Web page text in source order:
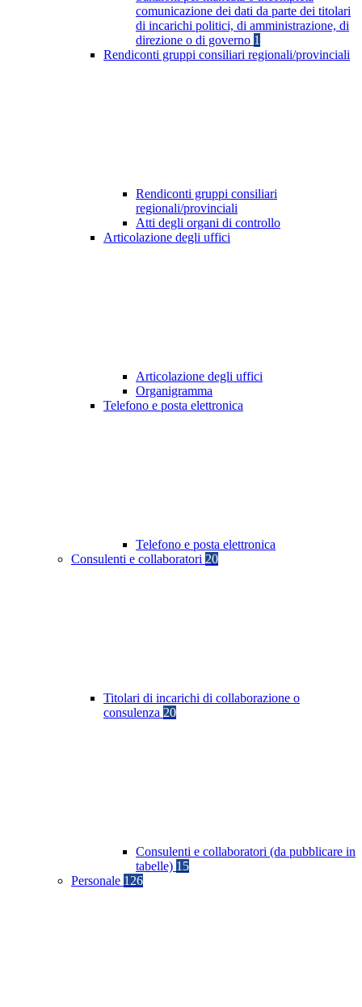
comunicazione dei dati da parte dei titolari
di incarichi politici, di amministrazione, di
direzione o di governo 1
Rendiconti gruppi consiliari regionali/provinciali
Rendiconti gruppi consiliari
regionali/provinciali
Atti degli organi di controllo
Articolazione degli uffici
Articolazione degli uffici
Organigramma
Telefono e posta elettronica
Telefono e posta elettronica
Consulenti e collaboratori 20
Titolari di incarichi di collaborazione o
consulenza 20
Consulenti e collaboratori (da pubblicare in
tabelle) 15
Personale 126